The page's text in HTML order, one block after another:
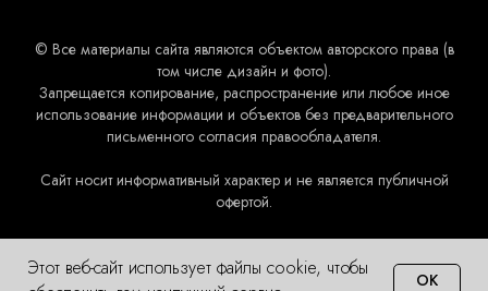
© Все материалы сайта являются объектом авторского права (в
том числе дизайн и фото).
Запрещается копирование, распространение или любое иное
использование информации и объектов без предварительного
письменного согласия правообладателя.
Сайт носит информативный характер и не является публичной
офертой.
Этот веб-сайт использует файлы cookie, чтобы
OK